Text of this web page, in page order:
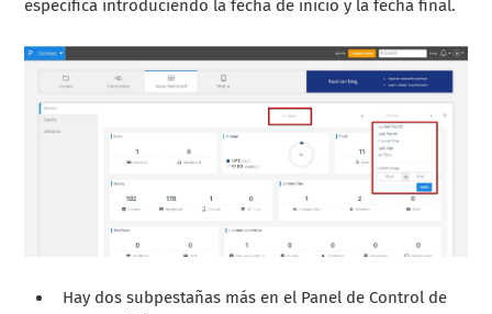
específica introduciendo la fecha de inicio y la fecha final.
Hay dos subpestañas más en el Panel de Control de